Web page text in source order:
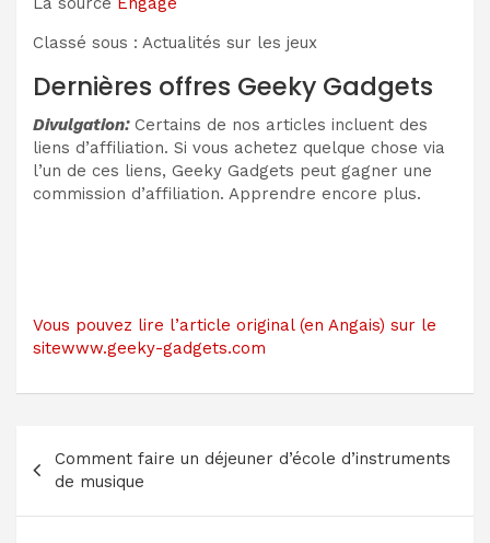
Classé sous : Actualités sur les jeux
Dernières offres Geeky Gadgets
Divulgation: Certains de nos articles incluent des
liens d’affiliation. Si vous achetez quelque chose via
l’un de ces liens, Geeky Gadgets peut gagner une
commission d’affiliation. Apprendre encore plus.
Vous pouvez lire l’article original (en Angais) sur le
sitewww.geeky-gadgets.com
de
l’article
Comment faire un déjeuner d’école d’instruments
de musique